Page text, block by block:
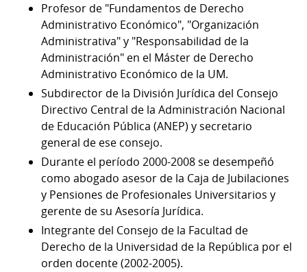
Profesor de "Fundamentos de Derecho
Administrativo Económico", "Organización
Administrativa" y "Responsabilidad de la
Administración" en el Máster de Derecho
Administrativo Económico de la UM.
Subdirector de la División Jurídica del Consejo
Directivo Central de la Administración Nacional
de Educación Pública (ANEP) y secretario
general de ese consejo.
Durante el período 2000-2008 se desempeñó
como abogado asesor de la Caja de Jubilaciones
y Pensiones de Profesionales Universitarios y
gerente de su Asesoría Jurídica.
Integrante del Consejo de la Facultad de
Derecho de la Universidad de la República por el
orden docente (2002-2005).